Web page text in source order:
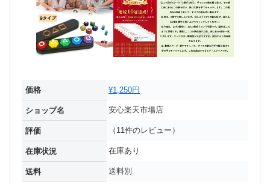
価格 ¥1,250円
ショップ名 安心楽天市場店
評価 （11件のレビュー）
在庫状況 在庫あり
送料 送料別